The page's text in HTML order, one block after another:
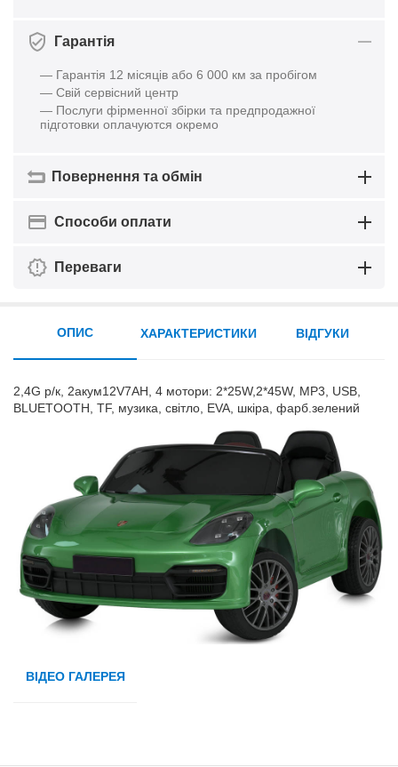
Гарантія
— Гарантія 12 місяців або 6 000 км за пробігом
— Свій сервісний центр
— Послуги фірменної збірки та предпродажної
підготовки оплачуются окремо
Повернення та обмін
Способи оплати
Переваги
ОПИС
2,4G р/к, 2акум12V7AH, 4 мотори: 2*25W,2*45W, MP3, USB,
BLUETOOTH, TF, музика, світло, EVA, шкіра, фарб.зелений
ХАРАКТЕРИСТИКИ ВІДГУКИ
ВІДЕО ГАЛЕРЕЯ